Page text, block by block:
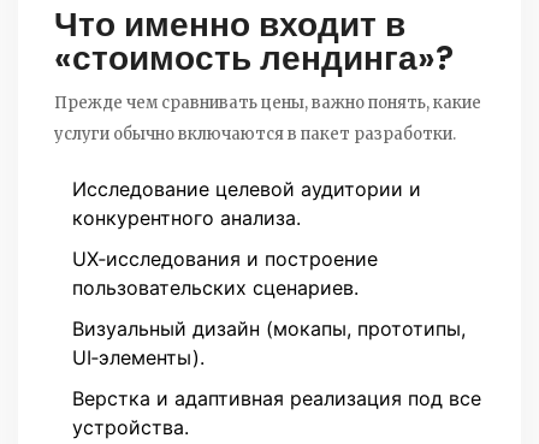
Что именно входит в
«стоимость лендинга»?
Прежде чем сравнивать цены, важно понять, какие
услуги обычно включаются в пакет разработки.
Исследование целевой аудитории и
конкурентного анализа.
UX‑исследования и построение
пользовательских сценариев.
Визуальный дизайн (мокапы, прототипы,
UI‑элементы).
Верстка и адаптивная реализация под все
устройства.